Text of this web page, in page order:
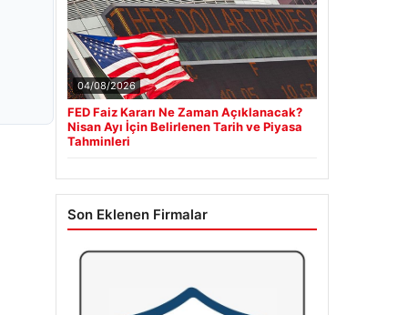
04/08/2026
FED Faiz Kararı Ne Zaman Açıklanacak?
Nisan Ayı İçin Belirlenen Tarih ve Piyasa
Tahminleri
Son Eklenen Firmalar